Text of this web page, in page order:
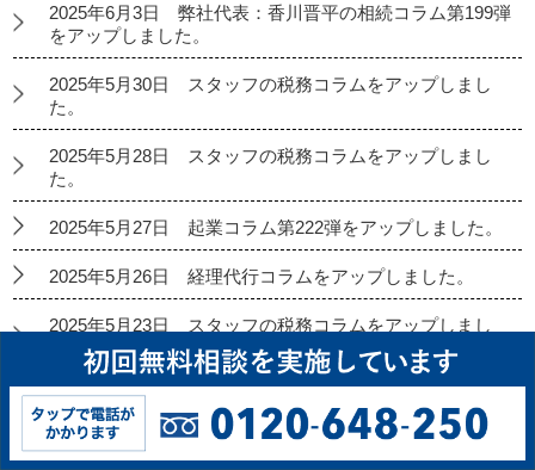
2025年6月3日 弊社代表：香川晋平の相続コラム第199弾
をアップしました。
2025年5月30日 スタッフの税務コラムをアップしまし
た。
2025年5月28日 スタッフの税務コラムをアップしまし
た。
2025年5月27日 起業コラム第222弾をアップしました。
2025年5月26日 経理代行コラムをアップしました。
2025年5月23日 スタッフの税務コラムをアップしまし
た。
2025年5月21日 スタッフの税務コラムをアップしまし
た。